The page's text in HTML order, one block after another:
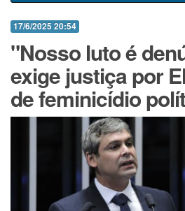
17/6/2025 20:54
"Nosso luto é
exige justiça por
de feminicídio